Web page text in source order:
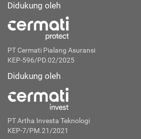
Didukung oleh
PT Cermati Pialang Asuransi
KEP-596/PD.02/2025
Didukung oleh
PT Artha Investa Teknologi
KEP-7/PM.21/2021